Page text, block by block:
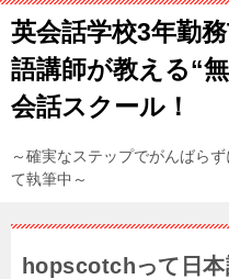
英会話学校3年勤
語講師が教える“
会話スクール！
～確実なステップでがんばら
て執筆中～
hopscotchって日本